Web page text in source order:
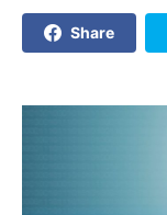
Share